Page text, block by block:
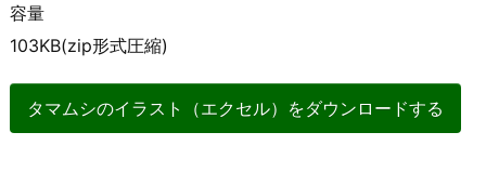
容量
103KB(zip形式圧縮)
タマムシのイラスト（エクセル）をダウンロードする